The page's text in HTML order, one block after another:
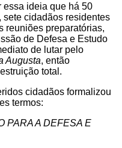
essa ideia que há 50
sete cidadãos residentes
reuniões preparatórias,
de Defesa e Estudo
de lutar pelo
Augusta, então
total.
cidadãos formalizou
termos:
PARA A DEFESA E